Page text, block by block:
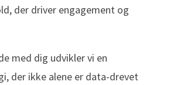
der driver engagement og
med dig udvikler vi en
der ikke alene er data-drevet